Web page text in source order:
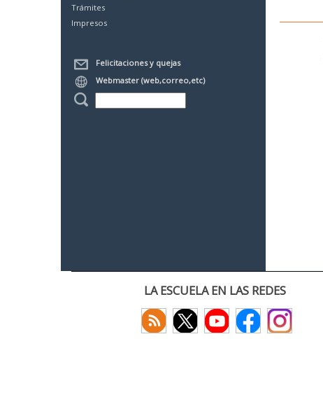
Trámites
Impresos
Felicitaciones y quejas
Webmaster (web,correo,etc)
LA ESCUELA EN LAS REDES